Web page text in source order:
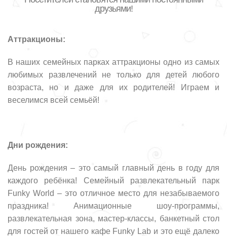
друзьями!
Аттракционы:
В наших семейных парках аттракционы одно из самых
любимых развлечений не только для детей любого
возраста, но и даже для их родителей! Играем и
веселимся всей семьёй!
Дни рождения:
День рождения – это самый главный день в году для
каждого ребёнка! Семейный развлекательный парк
Funky World – это отличное место для незабываемого
праздника! Анимационные шоу-программы,
развлекательная зона, мастер-классы, банкетный стол
для гостей от нашего кафе Funky Lab и это ещё далеко